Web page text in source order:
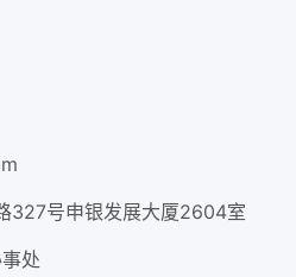
327号申银发展大厦2604室
处